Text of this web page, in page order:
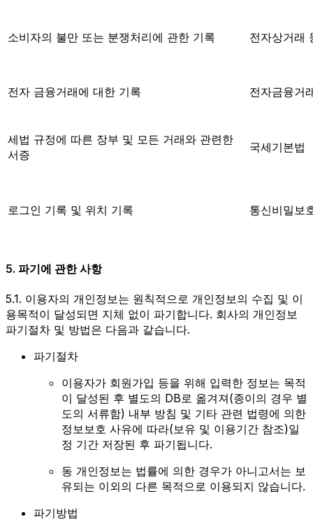
소비자의 불만 또는 분쟁처리에 관한 기록 전자상거래
전자 금융거래에 대한 기록 전자금융거
세법 규정에 따른 장부 및 모든 거래와 관련한
서증
국세기본법
로그인 기록 및 위치 기록 통신비밀보
5. 파기에 관한 사항
5.1. 이용자의 개인정보는 원칙적으로 개인정보의 수집 및 이
용목적이 달성되면 지체 없이 파기합니다. 회사의 개인정보
파기절차 및 방법은 다음과 같습니다.
파기절차
이용자가 회원가입 등을 위해 입력한 정보는 목적
이 달성된 후 별도의 DB로 옮겨져(종이의 경우 별
도의 서류함) 내부 방침 및 기타 관련 법령에 의한
정보보호 사유에 따라(보유 및 이용기간 참조)일
정 기간 저장된 후 파기됩니다.
동 개인정보는 법률에 의한 경우가 아니고서는 보
유되는 이외의 다른 목적으로 이용되지 않습니다.
파기방법